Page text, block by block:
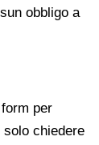
obbligo a
per
solo chiedere